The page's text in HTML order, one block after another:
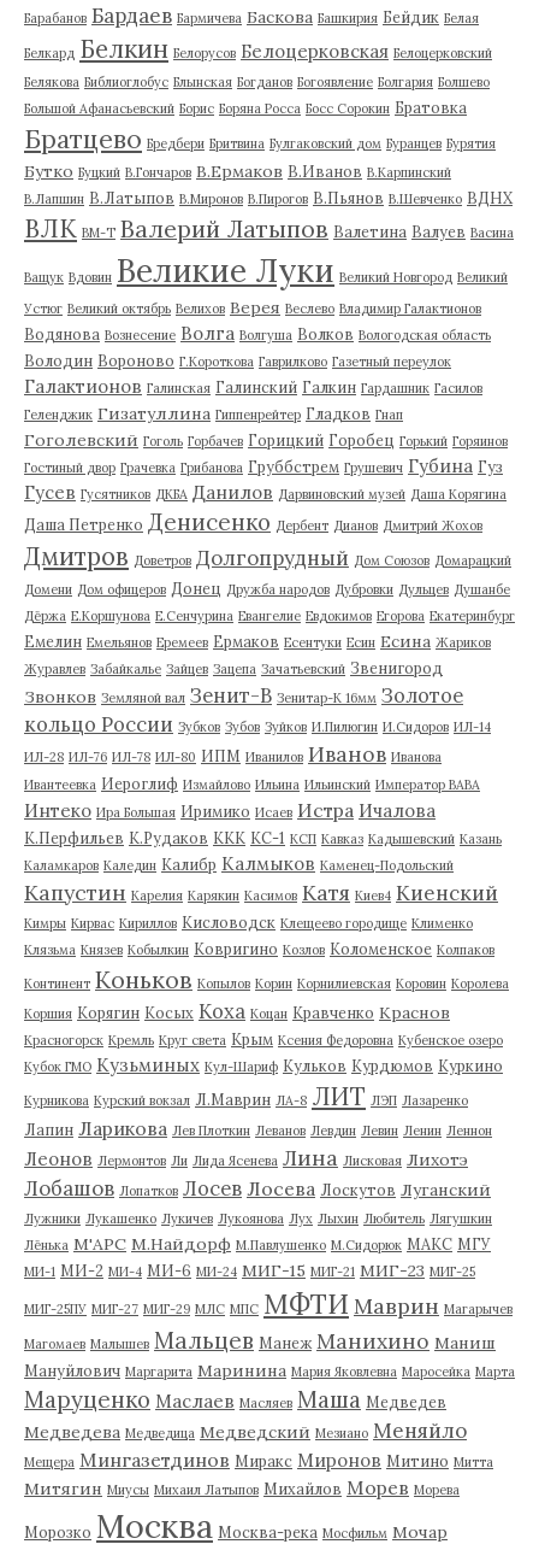
Барабанов Бардаев Бармичева Баскова Башкирия Бейдик Белая
Белкард Белкин Белорусов Белоцерковская Белоцерковский
Белякова Библиоглобус Блынская Богданов Богоявление Болгария Болшево
Большой Афанасьевский Борис Боряна Росса Босс Сорокин Братовка
Братцево Бредбери Бритвина Булгаковский дом Буранцев Бурятия
Бутко Буцкий В.Гончаров В.Ермаков В.Иванов В.Карпинский
В.Лапшин В.Латыпов В.Миронов В.Пирогов В.Пьянов В.Шевченко ВДНХ
ВЛК ВМ-Т Валерий Латыпов Валетина Валуев Васина
Ващук Вдовин Великие Луки Великий Новгород Великий
Устюг Великий октябрь Велихов Верея Веслево Владимир Галактионов
Водянова Вознесение Волга Волгуша Волков Вологодская область
Володин Вороново Г.Короткова Гаврилково Газетный переулок
Галактионов Галинская Галинский Галкин Гардашник Гасилов
Геленджик Гизатуллина Гиппенрейтер Гладков Гнап
Гоголевский Гоголь Горбачев Горицкий Горобец Горький Горяинов
Гостиный двор Грачевка Грибанова Груббстрем Грушевич Губина Гуз
Гусев Гусятников ДКБА Данилов Дарвиновский музей Даша Корягина
Даша Петренко Денисенко Дербент Дианов Дмитрий Жохов
Дмитров Доветров Долгопрудный Дом Союзов Домарацкий
Домени Дом офицеров Донец Дружба народов Дубровки Дульцев Душанбе
Дёржа Е.Коршунова Е.Сенчурина Евангелие Евдокимов Егорова Екатеринбург
Емелин Емельянов Еремеев Ермаков Есентуки Есин Есина Жариков
Журавлев Забайкалье Зайцев Зацепа Зачатьевский Звенигород
Звонков Земляной вал Зенит-В Зенитар-К 16мм Золотое
кольцо России Зубков Зубов Зуйков И.Пилюгин И.Сидоров ИЛ-14
ИЛ-28 ИЛ-76 ИЛ-78 ИЛ-80 ИПМ Иванилов Иванов Иванова
Ивантеевка Иероглиф Измайлово Ильина Ильинский Император ВАВА
Интеко Ира Большая Иримико Исаев Истра Ичалова
К.Перфильев К.Рудаков ККК КС-1 КСП Кавказ Кадышевский Казань
Каламкаров Каледин Калибр Калмыков Каменец-Подольский
Капустин Карелия Карякин Касимов Катя Киев4 Киенский
Кимры Кирвас Кириллов Кисловодск Клещеево городище Клименко
Клязьма Князев Кобылкин Ковригино Козлов Коломенское Колпаков
Континент Коньков Копылов Корин Корнилиевская Коровин Королева
Коршия Корягин Косых Коха Коцан Кравченко Краснов
Красногорск Кремль Круг света Крым Ксения Федоровна Кубенское озеро
Кубок ГМО Кузьминых Кул-Шариф Кульков Курдюмов Куркино
Курникова Курский вокзал Л.Маврин ЛА-8 ЛИТ ЛЭП Лазаренко
Лапин Ларикова Лев Плоткин Леванов Левдин Левин Ленин Леннон
Леонов Лермонтов Ли Лида Ясенева Лина Лисковая Лихотэ
Лобашов Лопатков Лосев Лосева Лоскутов Луганский
Лужники Лукашенко Лукичев Лукоянова Лух Лыхин Любитель Лягушкин
Лёнька М'АРС М.Найдорф М.Павлушенко М.Сидорюк МАКС МГУ
МИ-1 МИ-2 МИ-4 МИ-6 МИ-24 МИГ-15 МИГ-21 МИГ-23 МИГ-25
МИГ-25ПУ МИГ-27 МИГ-29 МЛС МПС МФТИ Маврин Магарычев
Магомаев Малышев Мальцев Манеж Манихино Маниш
Мануйлович Маргарита Маринина Мария Яковлевна Маросейка Марта
Маруценко Маслаев Масляев Маша Медведев
Медведева Медведица Медведский Мезиано Меняйло
Мещера Мингазетдинов Миракс Миронов Митино Митта
Митягин Миусы Михаил Латыпов Михайлов Морев Морева
Морозко Москва Москва-река Мосфильм Мочар